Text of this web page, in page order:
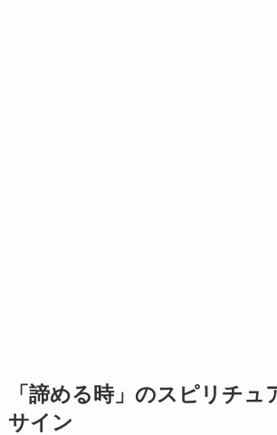
「諦める時」のスピリチュ
サイン